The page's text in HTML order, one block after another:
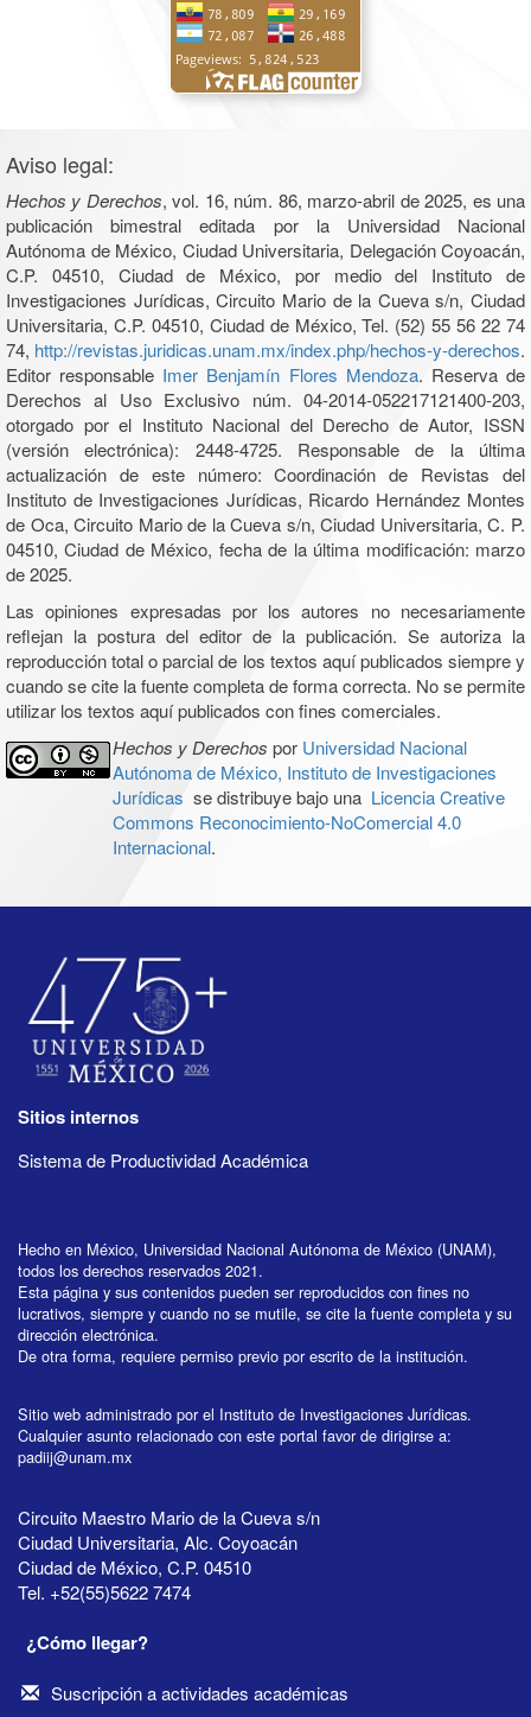
Aviso legal:
Hechos y Derechos, vol. 16, núm. 86, marzo-abril de 2025, es una
publicación bimestral editada por la Universidad Nacional
Autónoma de México, Ciudad Universitaria, Delegación Coyoacán,
C.P. 04510, Ciudad de México, por medio del Instituto de
Investigaciones Jurídicas, Circuito Mario de la Cueva s/n, Ciudad
Universitaria, C.P. 04510, Ciudad de México, Tel. (52) 55 56 22 74
74, http://revistas.juridicas.unam.mx/index.php/hechos-y-derechos.
Editor responsable Imer Benjamín Flores Mendoza. Reserva de
Derechos al Uso Exclusivo núm. 04-2014-052217121400-203,
otorgado por el Instituto Nacional del Derecho de Autor, ISSN
(versión electrónica): 2448-4725. Responsable de la última
actualización de este número: Coordinación de Revistas del
Instituto de Investigaciones Jurídicas, Ricardo Hernández Montes
de Oca, Circuito Mario de la Cueva s/n, Ciudad Universitaria, C. P.
04510, Ciudad de México, fecha de la última modificación: marzo
de 2025.
Las opiniones expresadas por los autores no necesariamente
reflejan la postura del editor de la publicación. Se autoriza la
reproducción total o parcial de los textos aquí publicados siempre y
cuando se cite la fuente completa de forma correcta. No se permite
utilizar los textos aquí publicados con fines comerciales.
Hechos y Derechos por Universidad Nacional
Autónoma de México, Instituto de Investigaciones
Jurídicas se distribuye bajo una Licencia Creative
Commons Reconocimiento-NoComercial 4.0
Internacional.
Sitios internos
Sistema de Productividad Académica
Hecho en México, Universidad Nacional Autónoma de México (UNAM),
todos los derechos reservados 2021.
Esta página y sus contenidos pueden ser reproducidos con fines no
lucrativos, siempre y cuando no se mutile, se cite la fuente completa y su
dirección electrónica.
De otra forma, requiere permiso previo por escrito de la institución.
Sitio web administrado por el Instituto de Investigaciones Jurídicas.
Cualquier asunto relacionado con este portal favor de dirigirse a:
padiij@unam.mx
Circuito Maestro Mario de la Cueva s/n
Ciudad Universitaria, Alc. Coyoacán
Ciudad de México, C.P. 04510
Tel. +52(55)5622 7474
¿Cómo llegar?
Suscripción a actividades académicas